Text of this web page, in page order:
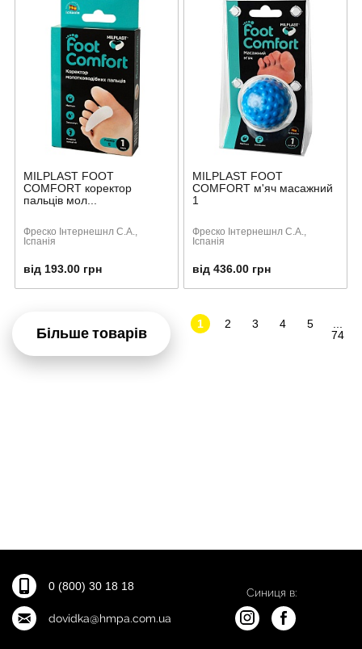
MILPLAST FOOT
COMFORT коректор
пальців мол...
Фреско Інтернешнл С.А.,
Іспанія
від 193.00 грн
MILPLAST FOOT
COMFORT м'яч масажний
1
Фреско Інтернешнл С.А.,
Іспанія
від 436.00 грн
Більше товарів
1 2 3 4 5
74
0 (800) 30 18 18
dovidka@hmpa.com.ua
Синиця в: